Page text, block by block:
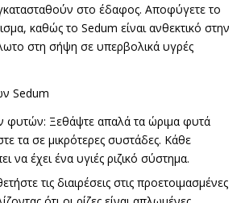
στο έδαφος. Αποφύγετε το
καθώς το Sedum είναι ανθεκτικό στην
στη σήψη σε υπερβολικά υγρές
Sedum
φυτών: Ξεθάψτε απαλά τα ώριμα φυτά
τα σε μικρότερες συστάδες. Κάθε
να έχει ένα υγιές ριζικό σύστημα.
τις διαιρέσεις στις προετοιμασμένες